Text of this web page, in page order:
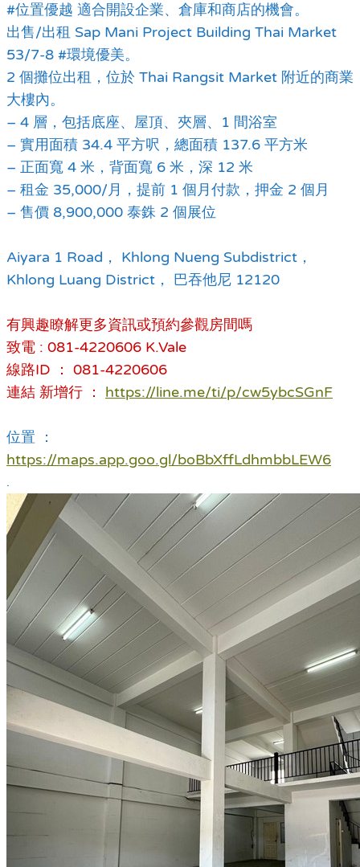
#位置優越 適合開設企業、倉庫和商店的機會。
出售/出租 Sap Mani Project Building Thai Market
53/7-8 #環境優美。
2 個攤位出租，位於 Thai Rangsit Market 附近的商業
大樓內。
– 4 層，包括底座、屋頂、夾層、1 間浴室
– 實用面積 34.4 平方呎，總面積 137.6 平方米
– 正面寬 4 米，背面寬 6 米，深 12 米
– 租金 35,000/月，提前 1 個月付款，押金 2 個月
– 售價 8,900,000 泰銖 2 個展位
Aiyara 1 Road， Khlong Nueng Subdistrict，
Khlong Luang District， 巴吞他尼 12120
有興趣瞭解更多資訊或預約參觀房間嗎
致電 : 081-4220606 K.Vale
線路ID ： 081-4220606
連結 新增行 ： https://line.me/ti/p/cw5ybcSGnF
位置 ：
https://maps.app.goo.gl/boBbXffLdhmbbLEW6
.